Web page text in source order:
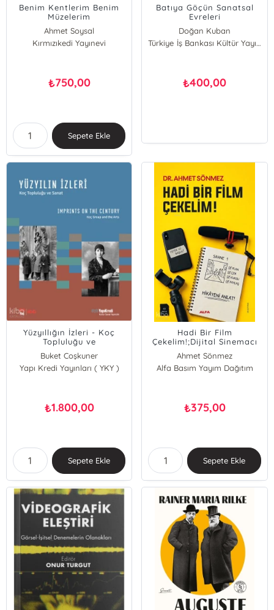
Benim Kentlerim Benim
Müzelerim
Ahmet Soysal
Kırmızıkedi Yayınevi
₺750,00
Sepete Ekle
Batıya Göçün Sanatsal
Evreleri
Doğan Kuban
Türkiye İş Bankası Kültür Yayınları
₺400,00
Yüzyıllığın İzleri - Koç
Topluluğu ve
Sanat;Imprints On The
Century - Koç Group and
the Arts
Buket Coşkuner
Zeynep Çelik
Yapı Kredi Yayınları ( YKY )
₺1.800,00
Sepete Ekle
Hadi Bir Film
Çekelim!;Dijital Sinemacı
İçin İlk Adımlar
Ahmet Sönmez
Alfa Basım Yayım Dağıtım
₺375,00
Sepete Ekle